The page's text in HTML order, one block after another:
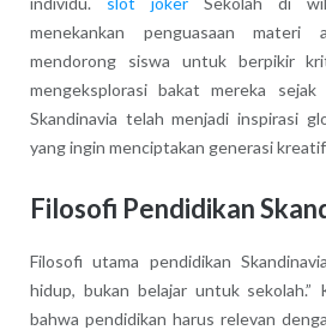
menekankan penguasaan materi
mendorong siswa untuk berpikir
mengeksplorasi bakat mereka
Skandinavia telah menjadi inspirasi
yang ingin menciptakan generasi
Filosofi Pendidikan
Filosofi utama pendidikan
hidup, bukan belajar untuk sekolah.”
bahwa pendidikan harus relevan